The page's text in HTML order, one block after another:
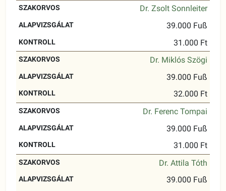
Dr. Zsolt Sonnleiter
39.000 Fuß
31.000 Ft
Dr. Miklós Szögi
39.000 Fuß
32.000 Ft
Dr. Ferenc Tompai
39.000 Fuß
31.000 Ft
Dr. Attila Tóth
39.000 Fuß